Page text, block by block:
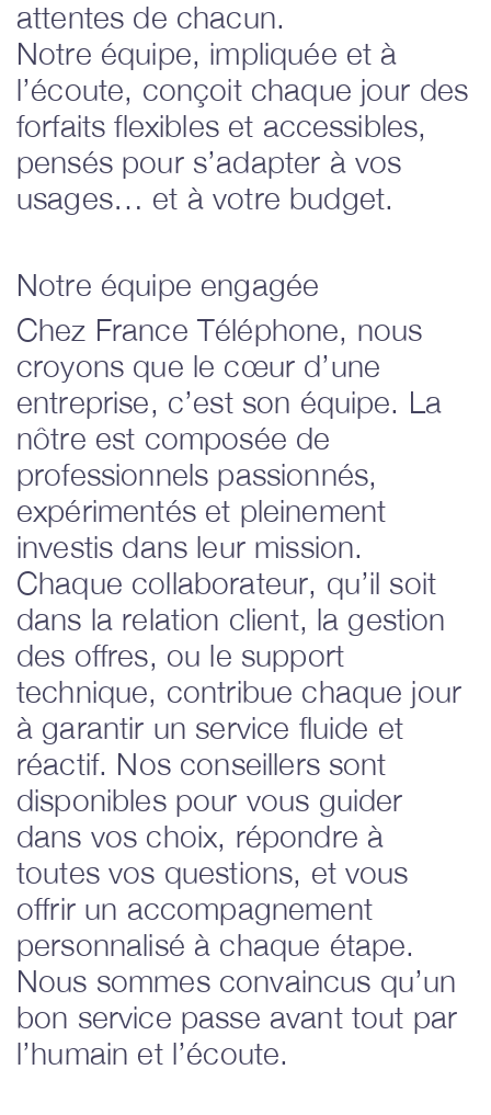
attentes de chacun.
Notre équipe, impliquée et à
l’écoute, conçoit chaque jour des
forfaits flexibles et accessibles,
pensés pour s’adapter à vos
usages… et à votre budget.
Notre équipe engagée
Chez France Téléphone, nous
croyons que le cœur d’une
entreprise, c’est son équipe. La
nôtre est composée de
professionnels passionnés,
expérimentés et pleinement
investis dans leur mission.
Chaque collaborateur, qu’il soit
dans la relation client, la gestion
des offres, ou le support
technique, contribue chaque jour
à garantir un service fluide et
réactif. Nos conseillers sont
disponibles pour vous guider
dans vos choix, répondre à
toutes vos questions, et vous
offrir un accompagnement
personnalisé à chaque étape.
Nous sommes convaincus qu’un
bon service passe avant tout par
l’humain et l’écoute.